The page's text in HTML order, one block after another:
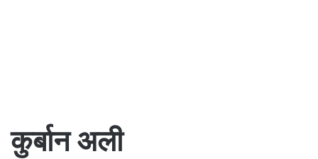
कुर्बान अली